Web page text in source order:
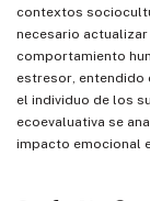
contextos
necesario
comportamiento
estresor,
el individuo de los
ecoevaluativa se
impacto emocional